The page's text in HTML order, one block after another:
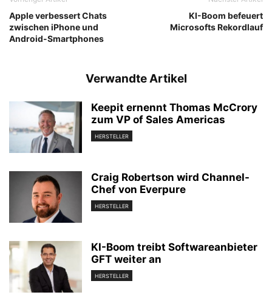
Apple verbessert Chats
zwischen iPhone und
Android-Smartphones
KI-Boom befeuert
Microsofts Rekordlauf
Verwandte Artikel
Keepit ernennt Thomas McCrory
zum VP of Sales Americas
HERSTELLER
Craig Robertson wird Channel-
Chef von Everpure
HERSTELLER
KI-Boom treibt Softwareanbieter
GFT weiter an
HERSTELLER